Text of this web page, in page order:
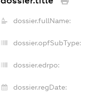
dossier.fullName:
dossier.opfSubType:
dossier.edrpo:
dossier.regDate: